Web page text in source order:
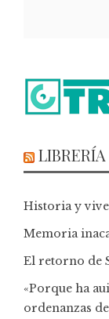
Historia y
Memoria
El retorno de
«Porque ha
ordenanzas